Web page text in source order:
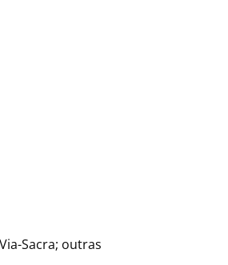
Sacra; outras